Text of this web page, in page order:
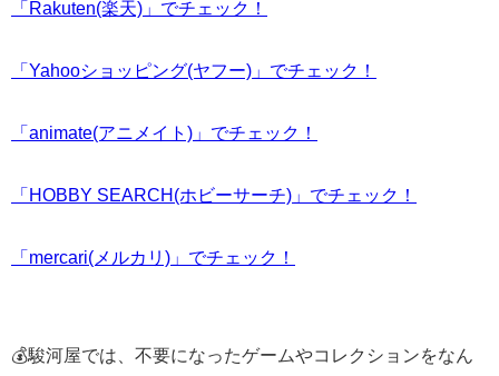
「Rakuten(楽天)」でチェック！
「Yahooショッピング(ヤフー)」でチェック！
「animate(アニメイト)」でチェック！
「HOBBY SEARCH(ホビーサーチ)」でチェック！
「mercari(メルカリ)」でチェック！
💰駿河屋では、不要になったゲームやコレクションをなん